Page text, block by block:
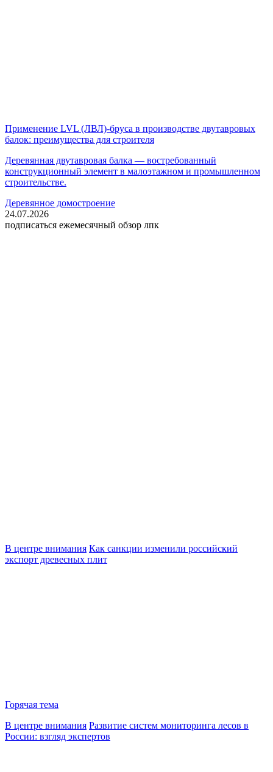
Применение LVL (ЛВЛ)-бруса в производстве двутавровых
балок: преимущества для строителя
Деревянная двутавровая балка — востребованный
конструкционный элемент в малоэтажном и промышленном
строительстве.
Деревянное домостроение
24.07.2026
подписаться ежемесячный обзор лпк
В центре внимания Как санкции изменили российский
экспорт древесных плит
Горячая тема
В центре внимания Развитие систем мониторинга лесов в
России: взгляд экспертов